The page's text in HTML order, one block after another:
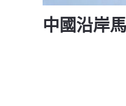
中國沿岸